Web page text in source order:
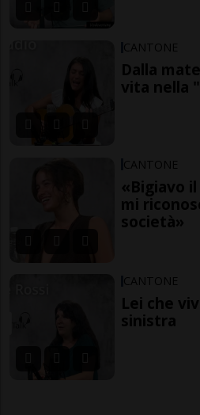
CANTONE
Dalla
vita nella
CANTONE
«Bigiavo
mi
società»
CANTONE
Lei che
sinistra